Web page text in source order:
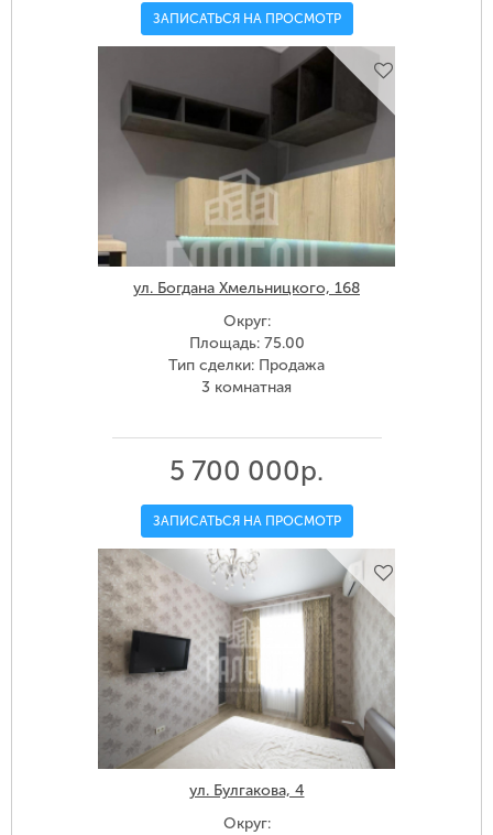
ЗАПИСАТЬСЯ НА ПРОСМОТР
ул. Богдана Хмельницкого, 168
Округ:
Площадь: 75.00
Тип сделки: Продажа
3 комнатная
5 700 000р.
ЗАПИСАТЬСЯ НА ПРОСМОТР
ул. Булгакова, 4
Округ: